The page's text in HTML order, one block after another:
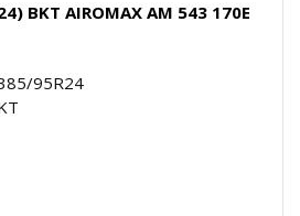
BKT AIROMAX AM 543 170E
95R24